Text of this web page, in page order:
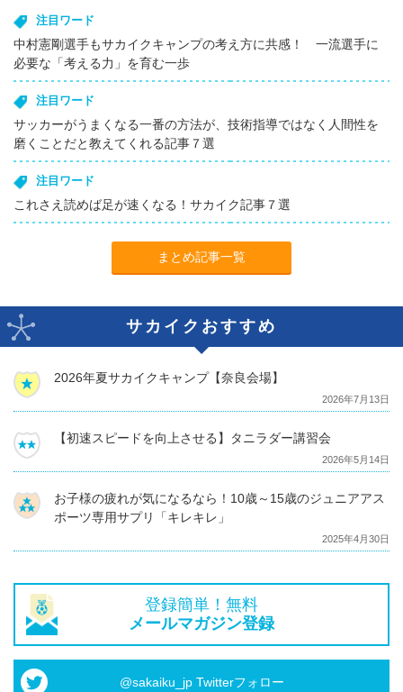
注目ワード
中村憲剛選手もサカイクキャンプの考え方に共感！ 一流選手に
必要な「考える力」を育む一歩
注目ワード
サッカーがうまくなる一番の方法が、技術指導ではなく人間性を
磨くことだと教えてくれる記事７選
注目ワード
これさえ読めば足が速くなる！サカイク記事７選
まとめ記事一覧
サカイクおすすめ
2026年夏サカイクキャンプ【奈良会場】
2026年7月13日
【初速スピードを向上させる】タニラダー講習会
2026年5月14日
お子様の疲れが気になるなら！10歳～15歳のジュニアアス
ポーツ専用サプリ「キレキレ」
2025年4月30日
登録簡単！無料
メールマガジン登録
@sakaiku_jp Twitterフォロー